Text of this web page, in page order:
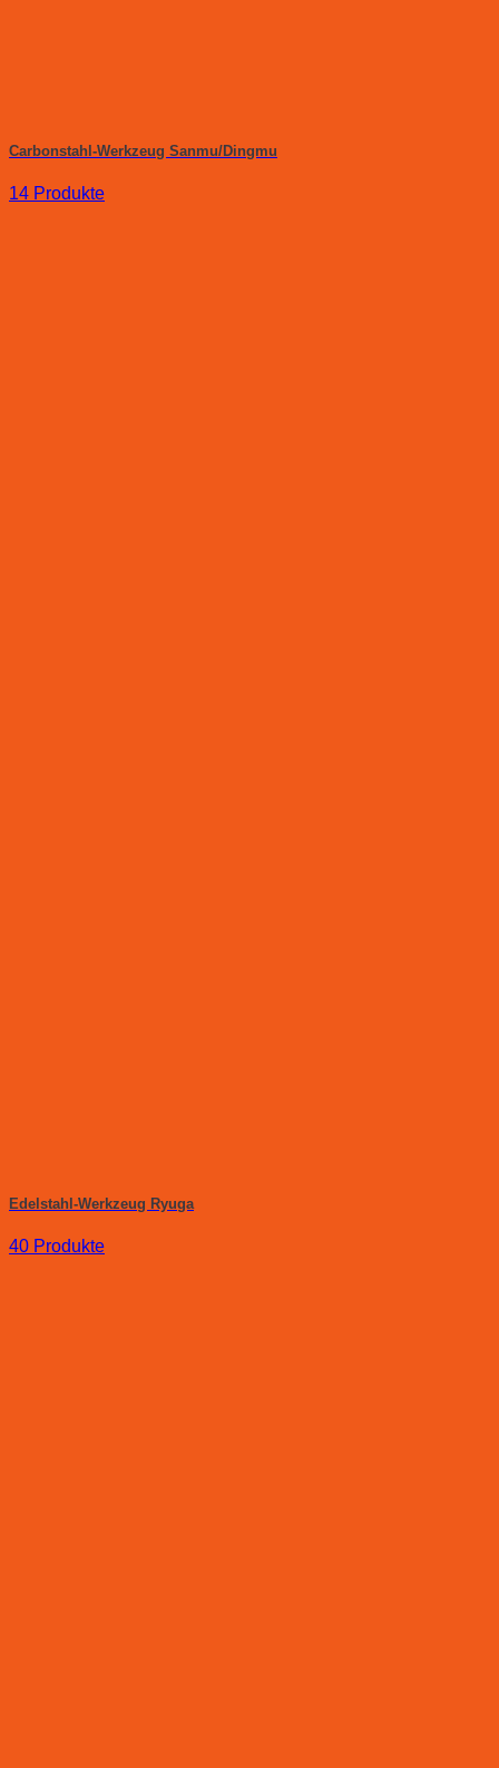
Carbonstahl-Werkzeug Sanmu/Dingmu
14 Produkte
Edelstahl-Werkzeug Ryuga
40 Produkte